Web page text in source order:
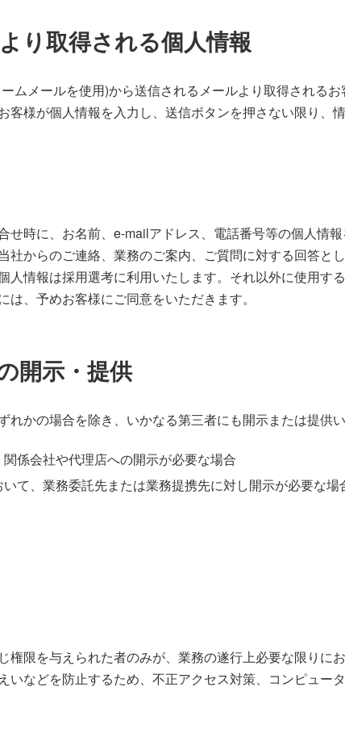
り取得される個人情報
ムメールを使用)から送信されるメールより取得されるお
様が個人情報を入力し、送信ボタンを押さない限り、
時に、お名前、e-mailアドレス、電話番号等の個人情報
からのご連絡、業務のご案内、ご質問に対する回答と
人情報は採用選考に利用いたします。それ以外に使用す
、予めお客様にご同意をいただきます。
開示・提供
かの場合を除き、いかなる第三者にも開示または提供い
係会社や代理店への開示が必要な場合
いて、業務委託先または業務提携先に対し開示が必要な場
権限を与えられた者のみが、業務の遂行上必要な限りに
いなどを防止するため、不正アクセス対策、コンピュー